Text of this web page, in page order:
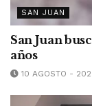
SAN JUAN
San Juan
años
10 AGOSTO -